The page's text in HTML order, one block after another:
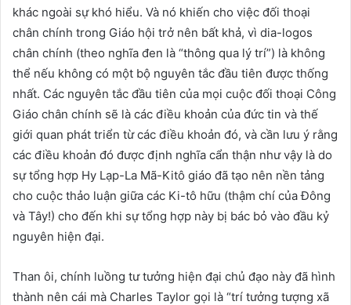
khác ngoài sự khó hiểu. Và nó khiến cho việc đối thoại
chân chính trong Giáo hội trở nên bất khả, vì dia-logos
chân chính (theo nghĩa đen là “thông qua lý trí”) là không
thể nếu không có một bộ nguyên tắc đầu tiên được thống
nhất. Các nguyên tắc đầu tiên của mọi cuộc đối thoại Công
Giáo chân chính sẽ là các điều khoản của đức tin và thế
giới quan phát triển từ các điều khoản đó, và cần lưu ý rằng
các điều khoản đó được định nghĩa cẩn thận như vậy là do
sự tổng hợp Hy Lạp-La Mã-Kitô giáo đã tạo nên nền tảng
cho cuộc thảo luận giữa các Ki-tô hữu (thậm chí của Đông
và Tây!) cho đến khi sự tổng hợp này bị bác bỏ vào đầu kỷ
nguyên hiện đại.
Than ôi, chính luồng tư tưởng hiện đại chủ đạo này đã hình
thành nên cái mà Charles Taylor gọi là “trí tưởng tượng xã